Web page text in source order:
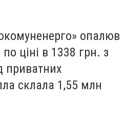
опалюв
ціні в 1338 грн. з
приватних
склала 1,55 млн